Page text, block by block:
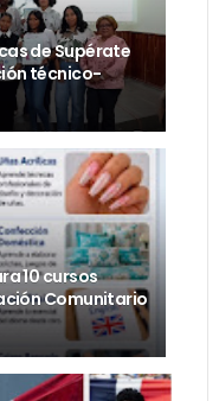
de Supérate
técnico-
10 cursos
Comunitario